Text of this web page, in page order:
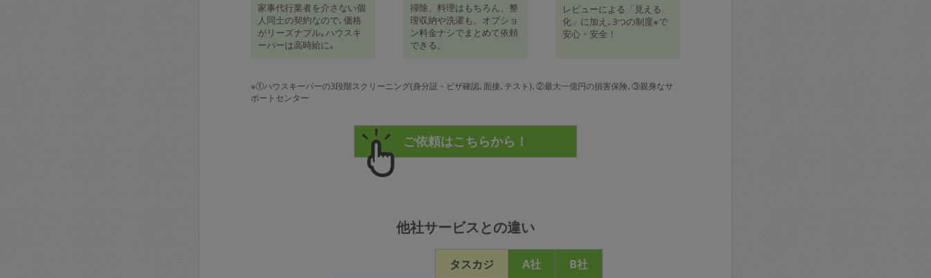
家事代行業者を介さない個
人同士の契約なので､価格
がリーズナブル｡ハウスキ
ーパーは高時給に｡
掃除、料理はもちろん、整
理収納や洗濯も、オプショ
ン料金ナシでまとめて依頼
できる。
レビューによる「見える
化」に加え､3つの制度※で
安心・安全！
※①ハウスキーパーの3段階スクリーニング(身分証・ビザ確認､面接､テスト)､②最大一億円の損害保険､③親身なサ
ポートセンター
他社サービスとの違い
タスカジ A社
B社